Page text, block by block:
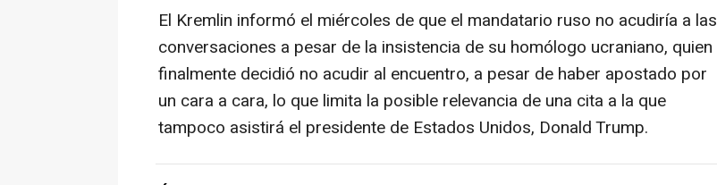
El Kremlin informó el miércoles de que el mandatario ruso no acudiría a las
conversaciones a pesar de la insistencia de su homólogo ucraniano, quien
finalmente decidió no acudir al encuentro, a pesar de haber apostado por
un cara a cara, lo que limita la posible relevancia de una cita a la que
tampoco asistirá el presidente de Estados Unidos, Donald Trump.